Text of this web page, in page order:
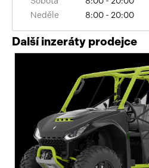
Neděle
8:00 - 20:00
Další inzeráty prodejce